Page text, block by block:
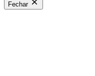
Fechar